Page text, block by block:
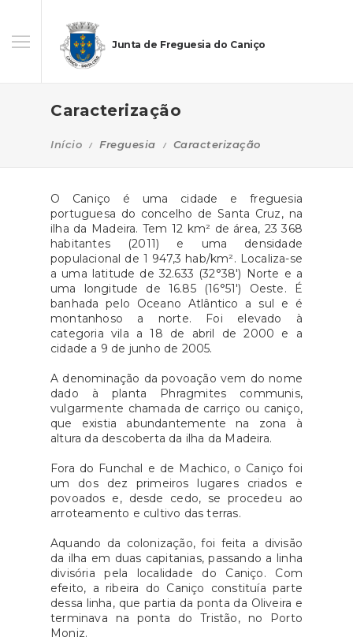
Junta de Freguesia do Caniço
Caracterização
Início Freguesia Caracterização
O Caniço é uma cidade e freguesia
portuguesa do concelho de Santa Cruz, na
ilha da Madeira. Tem 12 km² de área, 23 368
habitantes (2011) e uma densidade
populacional de 1 947,3 hab/km². Localiza-se
a uma latitude de 32.633 (32°38') Norte e a
uma longitude de 16.85 (16°51') Oeste. É
banhada pelo Oceano Atlântico a sul e é
montanhoso a norte. Foi elevado à
categoria vila a 18 de abril de 2000 e a
cidade a 9 de junho de 2005.
A denominação da povoação vem do nome
dado à planta Phragmites communis,
vulgarmente chamada de carriço ou caniço,
que existia abundantemente na zona à
altura da descoberta da ilha da Madeira.
Fora do Funchal e de Machico, o Caniço foi
um dos dez primeiros lugares criados e
povoados e, desde cedo, se procedeu ao
arroteamento e cultivo das terras.
Aquando da colonização, foi feita a divisão
da ilha em duas capitanias, passando a linha
divisória pela localidade do Caniço. Com
efeito, a ribeira do Caniço constituía parte
dessa linha, que partia da ponta da Oliveira e
terminava na ponta do Tristão, no Porto
Moniz.